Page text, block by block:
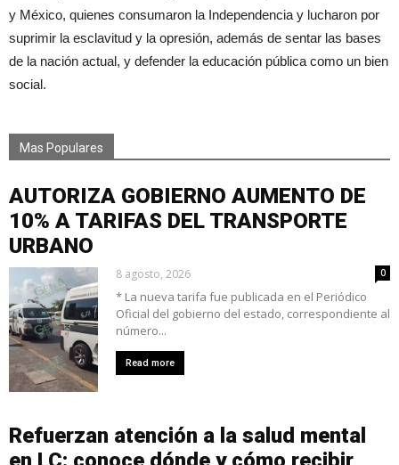
y México, quienes consumaron la Independencia y lucharon por
suprimir la esclavitud y la opresión, además de sentar las bases
de la nación actual, y defender la educación pública como un bien
social.
Mas Populares
AUTORIZA GOBIERNO AUMENTO DE
10% A TARIFAS DEL TRANSPORTE
URBANO
8 agosto, 2026 0
* La nueva tarifa fue publicada en el Periódico
Oficial del gobierno del estado, correspondiente al
número...
Read more
Refuerzan atención a la salud mental